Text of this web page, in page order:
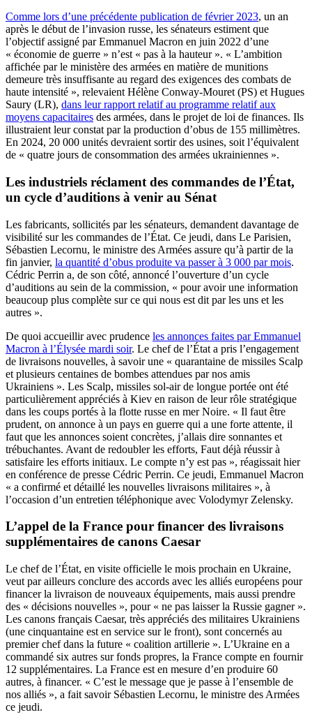
Comme lors d’une précédente publication de février 2023, un an
après le début de l’invasion russe, les sénateurs estiment que
l’objectif assigné par Emmanuel Macron en juin 2022 d’une
« économie de guerre » n’est « pas à la hauteur ». « L’ambition
affichée par le ministère des armées en matière de munitions
demeure très insuffisante au regard des exigences des combats de
haute intensité », relevaient Hélène Conway-Mouret (PS) et Hugues
Saury (LR), dans leur rapport relatif au programme relatif aux
moyens capacitaires des armées, dans le projet de loi de finances. Ils
illustraient leur constat par la production d’obus de 155 millimètres.
En 2024, 20 000 unités devraient sortir des usines, soit l’équivalent
de « quatre jours de consommation des armées ukrainiennes ».
Les industriels réclament des commandes de l’État,
un cycle d’auditions à venir au Sénat
Les fabricants, sollicités par les sénateurs, demandent davantage de
visibilité sur les commandes de l’État. Ce jeudi, dans Le Parisien,
Sébastien Lecornu, le ministre des Armées assure qu’à partir de la
fin janvier, la quantité d’obus produite va passer à 3 000 par mois.
Cédric Perrin a, de son côté, annoncé l’ouverture d’un cycle
d’auditions au sein de la commission, « pour avoir une information
beaucoup plus complète sur ce qui nous est dit par les uns et les
autres ».
De quoi accueillir avec prudence les annonces faites par Emmanuel
Macron à l’Élysée mardi soir. Le chef de l’État a pris l’engagement
de livraisons nouvelles, à savoir une « quarantaine de missiles Scalp
et plusieurs centaines de bombes attendues par nos amis
Ukrainiens ». Les Scalp, missiles sol-air de longue portée ont été
particulièrement appréciés à Kiev en raison de leur rôle stratégique
dans les coups portés à la flotte russe en mer Noire. « Il faut être
prudent, on annonce à un pays en guerre qui a une forte attente, il
faut que les annonces soient concrètes, j’allais dire sonnantes et
trébuchantes. Avant de redoubler les efforts, Faut déjà réussir à
satisfaire les efforts initiaux. Le compte n’y est pas », réagissait hier
en conférence de presse Cédric Perrin. Ce jeudi, Emmanuel Macron
« a confirmé et détaillé les nouvelles livraisons militaires », à
l’occasion d’un entretien téléphonique avec Volodymyr Zelensky.
L’appel de la France pour financer des livraisons
supplémentaires de canons Caesar
Le chef de l’État, en visite officielle le mois prochain en Ukraine,
veut par ailleurs conclure des accords avec les alliés européens pour
financer la livraison de nouveaux équipements, mais aussi prendre
des « décisions nouvelles », pour « ne pas laisser la Russie gagner ».
Les canons français Caesar, très appréciés des militaires Ukrainiens
(une cinquantaine est en service sur le front), sont concernés au
premier chef dans la future « coalition artillerie ». L’Ukraine en a
commandé six autres sur fonds propres, la France compte en fournir
12 supplémentaires. La France est en mesure d’en produire 60
autres, à financer. « C’est le message que je passe à l’ensemble de
nos alliés », a fait savoir Sébastien Lecornu, le ministre des Armées
ce jeudi.